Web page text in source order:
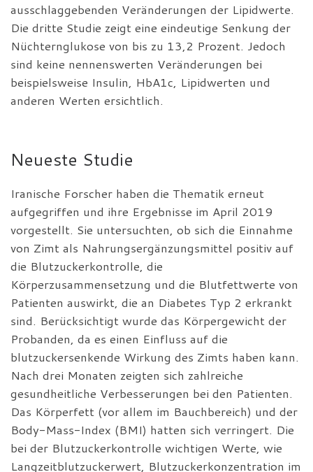
ausschlaggebenden Veränderungen der Lipidwerte.
Die dritte Studie zeigt eine eindeutige Senkung der
Nüchternglukose von bis zu 13,2 Prozent. Jedoch
sind keine nennenswerten Veränderungen bei
beispielsweise Insulin, HbA1c, Lipidwerten und
anderen Werten ersichtlich.
Neueste Studie
Iranische Forscher haben die Thematik erneut
aufgegriffen und ihre Ergebnisse im April 2019
vorgestellt. Sie untersuchten, ob sich die Einnahme
von Zimt als Nahrungsergänzungsmittel positiv auf
die Blutzuckerkontrolle, die
Körperzusammensetzung und die Blutfettwerte von
Patienten auswirkt, die an Diabetes Typ 2 erkrankt
sind. Berücksichtigt wurde das Körpergewicht der
Probanden, da es einen Einfluss auf die
blutzuckersenkende Wirkung des Zimts haben kann.
Nach drei Monaten zeigten sich zahlreiche
gesundheitliche Verbesserungen bei den Patienten.
Das Körperfett (vor allem im Bauchbereich) und der
Body-Mass-Index (BMI) hatten sich verringert. Die
bei der Blutzuckerkontrolle wichtigen Werte, wie
Langzeitblutzuckerwert, Blutzuckerkonzentration im